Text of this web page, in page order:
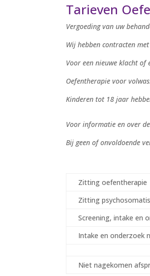
Tarieven
Vergoeding van uw
Wij hebben contracten
Voor een nieuwe klacht of
Oefentherapie voor
Kinderen tot 18 jaar
Voor informatie en over
Bij geen of onvoldoende
Zitting oefentherapie
Zitting
Screening, intake en
Intake en onderzoek
Niet nagekomen